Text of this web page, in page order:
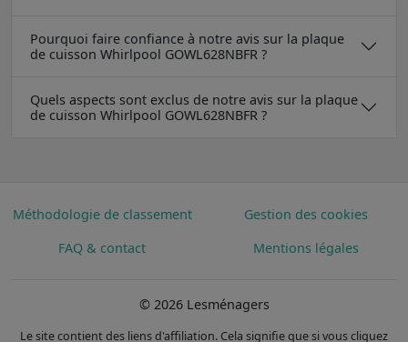
Pourquoi faire confiance à notre avis sur la plaque
de cuisson Whirlpool GOWL628NBFR ?
Quels aspects sont exclus de notre avis sur la plaque
de cuisson Whirlpool GOWL628NBFR ?
Méthodologie de classement
Gestion des cookies
FAQ & contact
Mentions légales
© 2026 Lesménagers
Le site contient des liens d'affiliation. Cela signifie que si vous cliquez